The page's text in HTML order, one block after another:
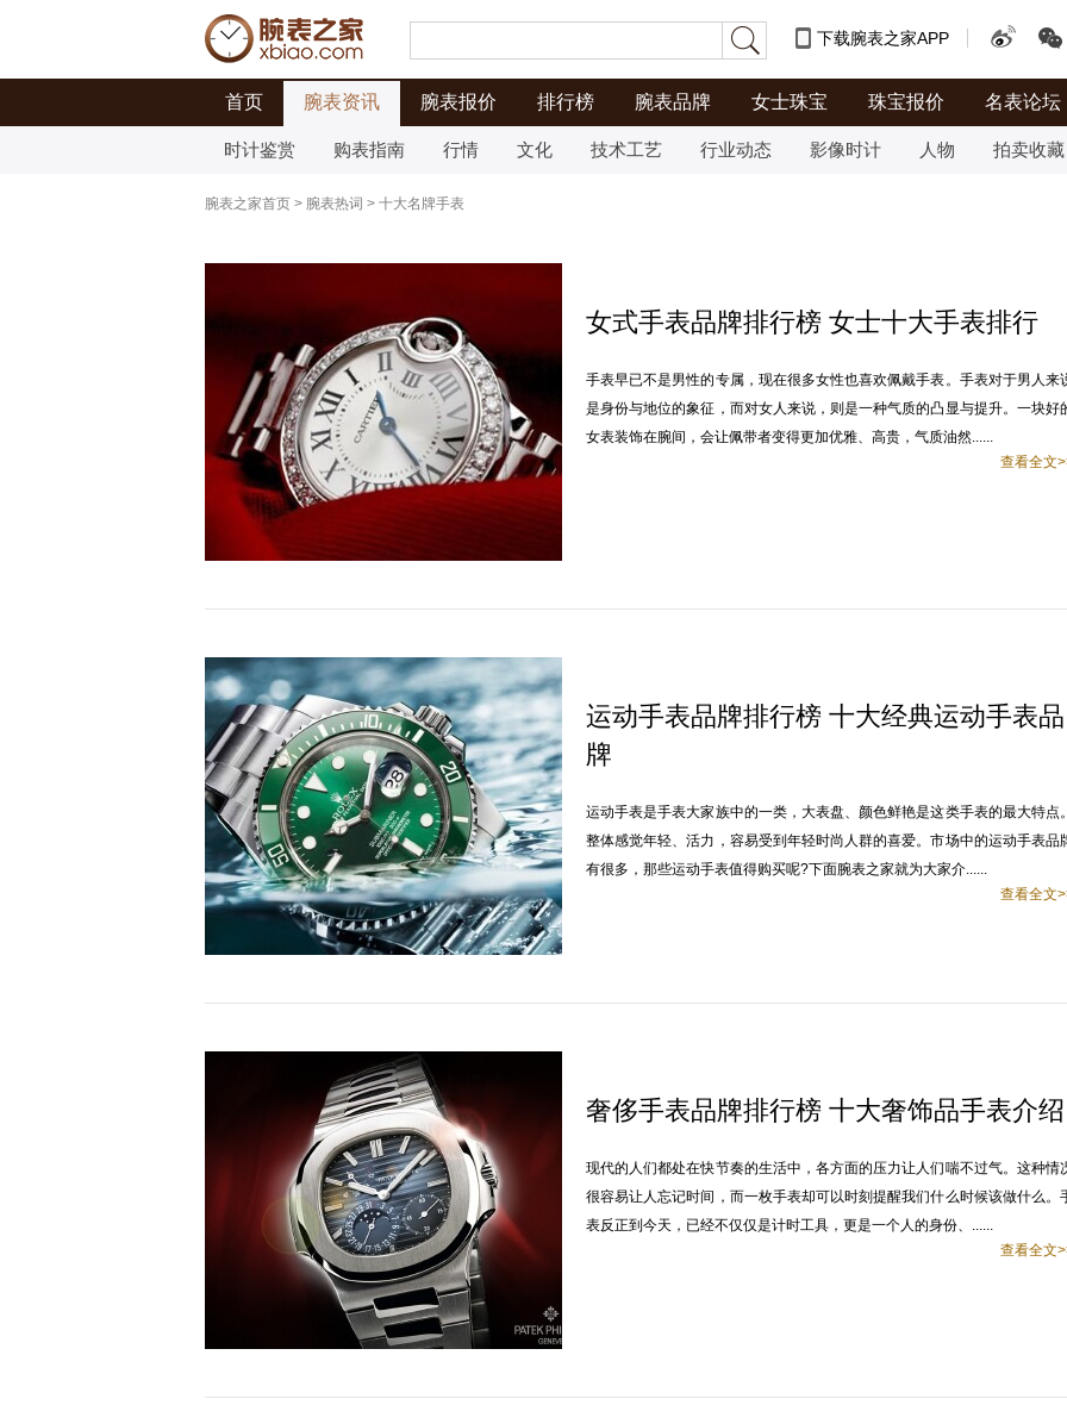
下载腕表之家APP
首页 腕表资讯 腕表报价 排行榜 腕表品牌 女士珠宝 珠宝报价 名表论坛
时计鉴赏 购表指南 行情 文化 技术工艺 行业动态 影像时计 人物 拍卖收藏
腕表之家首页 > 腕表热词 > 十大名牌手表
女式手表品牌排行榜 女士十大手表排行
手表早已不是男性的专属，现在很多女性也喜欢佩戴手表。手表对于男人来
是身份与地位的象征，而对女人来说，则是一种气质的凸显与提升。一块好
女表装饰在腕间，会让佩带者变得更加优雅、高贵，气质油然......
查看全文
运动手表品牌排行榜 十大经典运动手表品
牌
运动手表是手表大家族中的一类，大表盘、颜色鲜艳是这类手表的最大特点。
整体感觉年轻、活力，容易受到年轻时尚人群的喜爱。市场中的运动手表品
有很多，那些运动手表值得购买呢?下面腕表之家就为大家介......
查看全文
奢侈手表品牌排行榜 十大奢饰品手表介绍
现代的人们都处在快节奏的生活中，各方面的压力让人们喘不过气。这种情
很容易让人忘记时间，而一枚手表却可以时刻提醒我们什么时候该做什么。
表反正到今天，已经不仅仅是计时工具，更是一个人的身份、......
查看全文